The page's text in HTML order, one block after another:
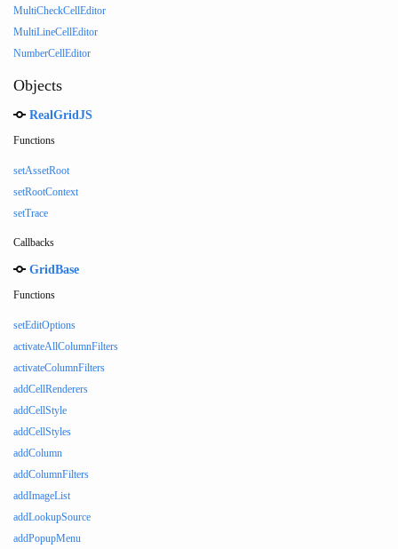
MultiCheckCellEditor
MultiLineCellEditor
NumberCellEditor
Objects
RealGridJS
Functions
setAssetRoot
setRootContext
setTrace
Callbacks
GridBase
Functions
setEditOptions
activateAllColumnFilters
activateColumnFilters
addCellRenderers
addCellStyle
addCellStyles
addColumn
addColumnFilters
addImageList
addLookupSource
addPopupMenu